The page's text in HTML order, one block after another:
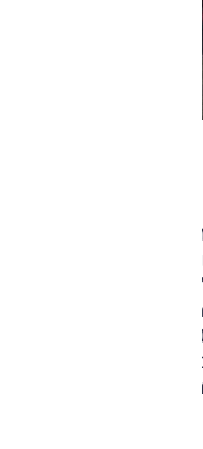
גימור בסיסית
לד, חישוקים רגילים
חשמלי, רצפה
'ספייס+', חישוקים קלים "16 וגם מפתח חכם, שמשות
לסלולרי. המחיר: